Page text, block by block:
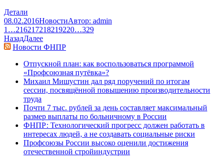
Детали
08.02.2016НовостиАвтор: admin
1 …216217218219220…329
НазадДалее
Новости ФНПР
Отпускной план: как воспользоваться программой
«Профсоюзная путёвка»?
Михаил Мишустин дал ряд поручений по итогам
сессии, посвящённой повышению производительности
труда
Почти 7 тыс. рублей за день составляет максимальный
размер выплаты по больничному в России
ФНПР: Технологический прогресс должен работать в
интересах людей, а не создавать социальные риски
Профсоюзы России высоко оценили достижения
отечественной стройиндустрии